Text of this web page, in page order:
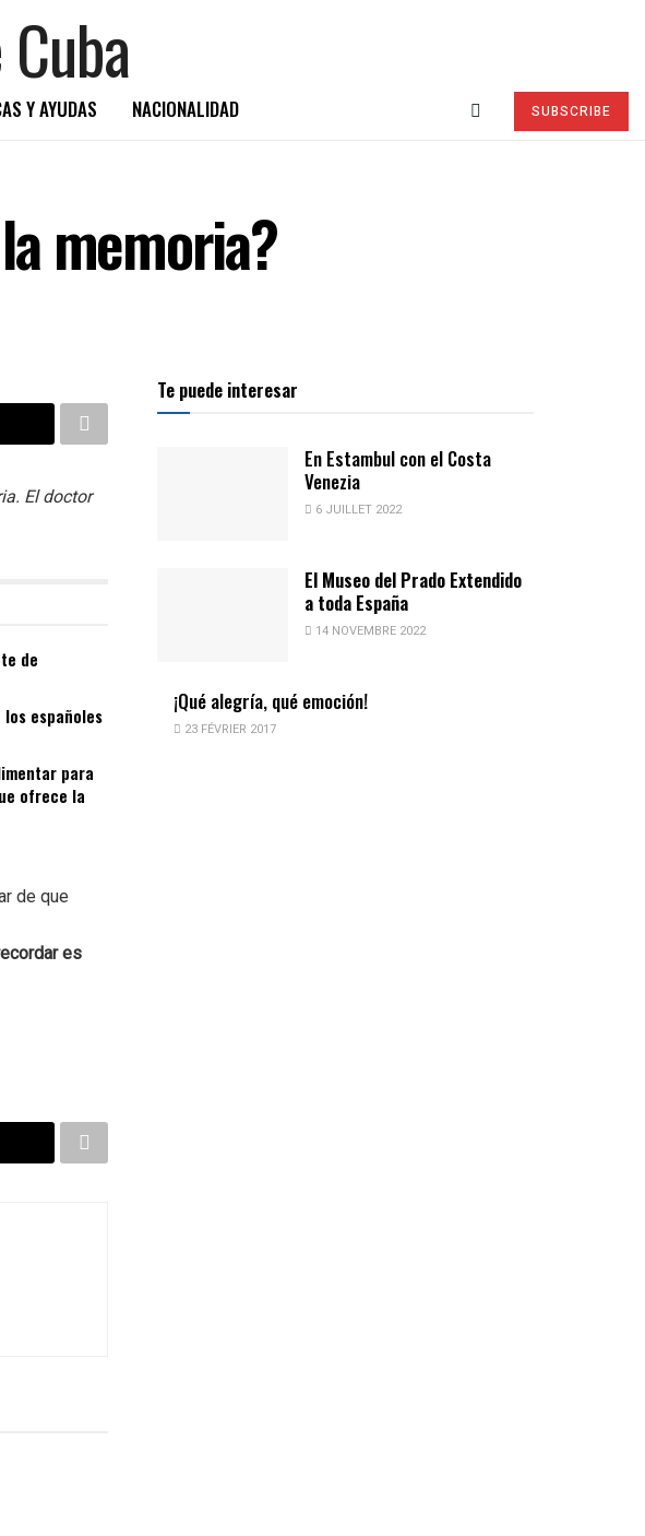
Y AYUDAS NACIONALIDAD SUBSCRIBE
memoria?
El doctor
de
españoles
para
ofrece la
de que
es
Te puede interesar
En Estambul con el Costa
Venezia
6 JUILLET 2022
El Museo del Prado Extendido
a toda España
14 NOVEMBRE 2022
¡Qué alegría, qué emoción!
23 FÉVRIER 2017